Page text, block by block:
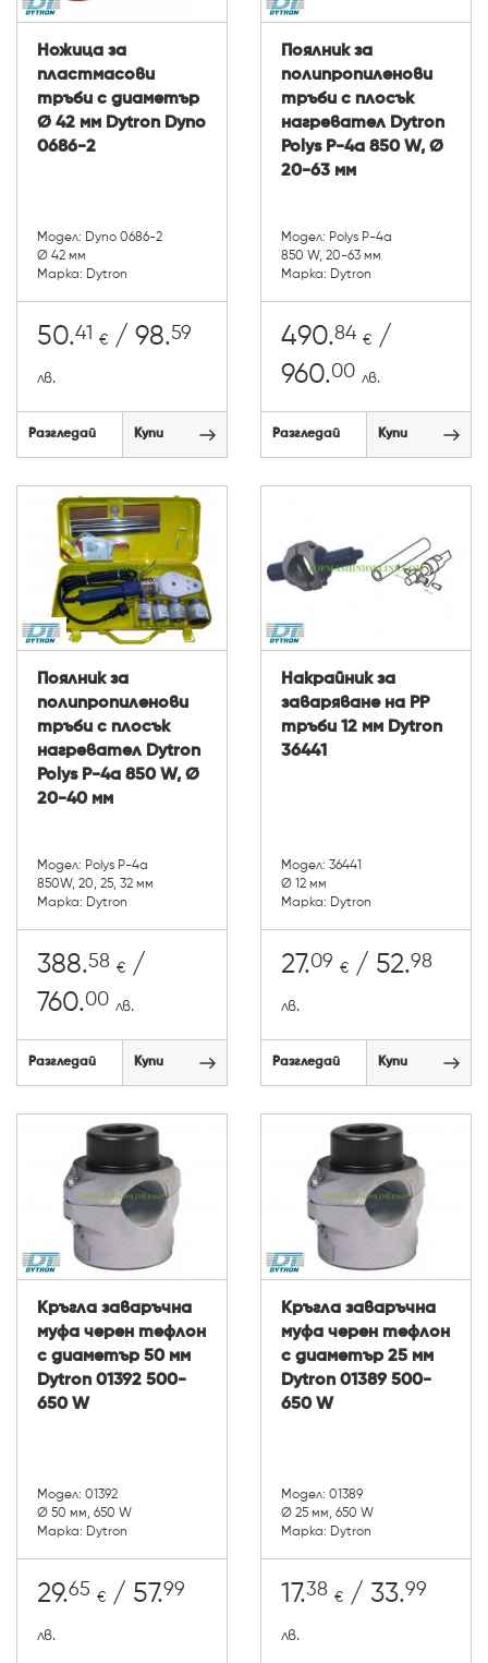
Ножица за
пластмасови
тръби с диаметър
Ø 42 мм Dytron Dyno
0686-2
Модел: Dyno 0686-2
Ø 42 мм
Марка: Dytron
50.41 € / 98.59
лв.
Разгледай Купи
Поялник за
полипропиленови
тръби с плосък
нагревател Dytron
Polys P-4a 850 W, Ø
20-63 мм
Модел: Polys P-4a
850 W, 20-63 мм
Марка: Dytron
490.84 € /
960.00 лв.
Разгледай Купи
Поялник за
полипропиленови
тръби с плосък
нагревател Dytron
Polys P-4a 850 W, Ø
20-40 мм
Модел: Polys P-4a
850W, 20, 25, 32 мм
Марка: Dytron
388.58 € /
760.00 лв.
Разгледай Купи
Накрайник за
заваряване на РР
тръби 12 мм Dytron
36441
Модел: 36441
Ø 12 мм
Марка: Dytron
27.09 € / 52.98
лв.
Разгледай Купи
Кръгла заваръчна
муфа черен тефлон
с диаметър 50 мм
Dytron 01392 500-
650 W
Модел: 01392
Ø 50 мм, 650 W
Марка: Dytron
29.65 € / 57.99
лв.
Кръгла заваръчна
муфа черен тефлон
с диаметър 25 мм
Dytron 01389 500-
650 W
Модел: 01389
Ø 25 мм, 650 W
Марка: Dytron
17.38 € / 33.99
лв.